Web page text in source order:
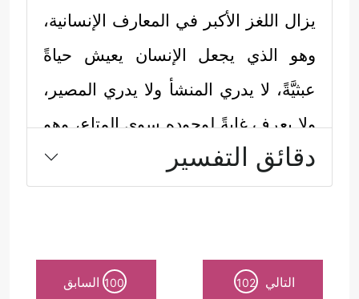
يزال اللغز الأكبر في المعارف الإنسانية،
وهو الذي يجعل الإنسان يعيش حياةً
عبثيَّةً، لا يدري المنشأ ولا يدري المصير،
ولا يعرف غايةً لوجوده سوى المتاع، وهو
هنا يغالط نفسه، فقدرته على المتاع لا
تتجاوز سوى مرحلة عمريَّة وسطيَّة،
وحين يكبر تعتَرِيه الأمراض وآثار
دقائق التفسير
التالي 102
100 السابق